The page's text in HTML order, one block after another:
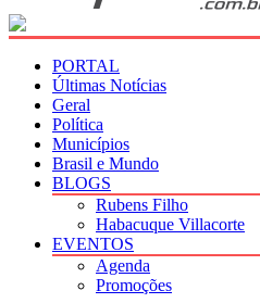
PORTAL
Últimas Notícias
Geral
Política
Municípios
Brasil e Mundo
BLOGS
Rubens Filho
Habacuque Villacorte
EVENTOS
Agenda
Promoções